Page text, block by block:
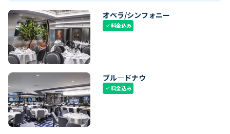
オペラ/シンフォニー
check料金込み
ブル―ドナウ
check料金込み